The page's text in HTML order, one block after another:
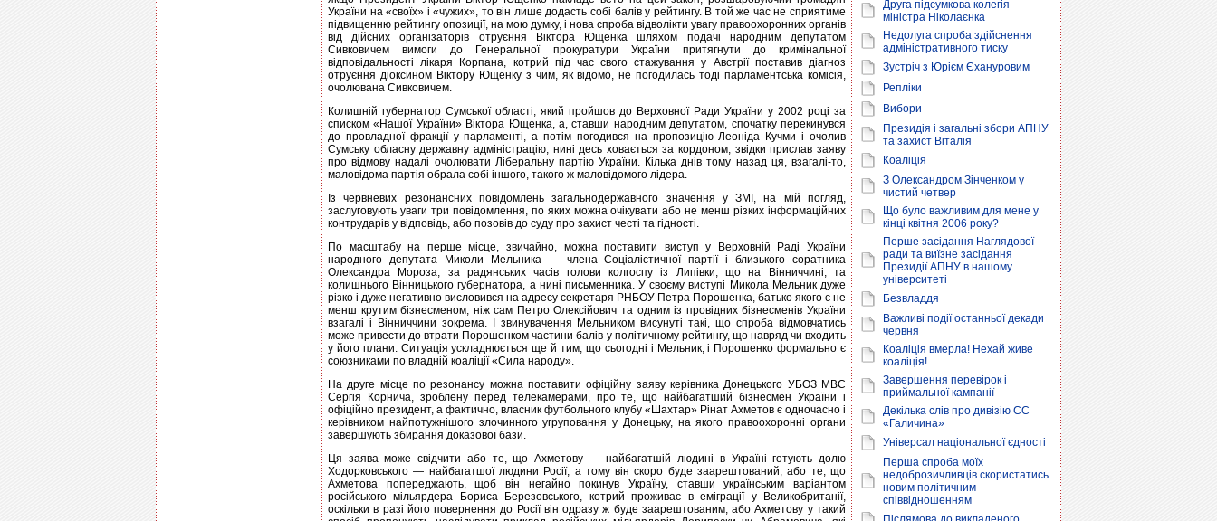
України на «своїх» і «чужих», то він лише додасть собі балів у рейтингу. В той же час не сприятиме
підвищенню рейтингу опозиції, на мою думку, і нова спроба відволікти увагу правоохоронних органів
від дійсних організаторів отруєння Віктора Ющенка шляхом подачі народним депутатом
Сивковичем вимоги до Генеральної прокуратури України притягнути до кримінальної
відповідальності лікаря Корпана, котрий під час свого стажування у Австрії поставив діагноз
отруєння діоксином Віктору Ющенку з чим, як відомо, не погодилась тоді парламентська комісія,
очолювана Сивковичем.
Колишній губернатор Сумської області, який пройшов до Верховної Ради України у 2002 році за
списком «Нашої України» Віктора Ющенка, а, ставши народним депутатом, спочатку перекинувся
до провладної фракції у парламенті, а потім погодився на пропозицію Леоніда Кучми і очолив
Сумську обласну державну адміністрацію, нині десь ховається за кордоном, звідки прислав заяву
про відмову надалі очолювати Ліберальну партію України. Кілька днів тому назад ця, взагалі-то,
маловiдома партія обрала собі іншого, такого ж маловідомого лідера.
Із червневих резонансних повідомлень загальнодержавного значення у ЗМІ, на мій погляд,
заслуговують уваги три повідомлення, по яких можна очікувати або не менш різких інформаційних
контрударів у відповідь, або позовів до суду про захист честі та гідності.
По масштабу на перше місце, звичайно, можна поставити виступ у Верховній Раді України
народного депутата Миколи Мельника — члена Соціалістичної партії і близького соратника
Олександра Мороза, за радянських часів голови колгоспу із Липівки, що на Вінниччині, та
колишнього Вінницького губернатора, а нині письменника. У своєму виступі Микола Мельник дуже
різко і дуже негативно висловився на адресу секретаря РНБОУ Петра Порошенка, батько якого є не
менш крутим бізнесменом, ніж сам Петро Олексійович та одним із провідних бізнесменів України
взагалі і Вінниччини зокрема. І звинувачення Мельником висунуті такі, що спроба відмовчатись
може привести до втрати Порошенком частини балів у політичному рейтингу, що навряд чи входить
у його плани. Ситуація ускладнюється ще й тим, що сьогодні і Мельник, і Порошенко формально є
союзниками по владній коаліції «Сила народу».
На друге місце по резонансу можна поставити офіційну заяву керівника Донецького УБОЗ МВС
Сергія Корнича, зроблену перед телекамерами, про те, що найбагатший бізнесмен України і
офіційно президент, а фактично, власник футбольного клубу «Шахтар» Рінат Ахметов є одночасно і
керівником найпотужнішого злочинного угруповання у Донецьку, на якого правоохоронні органи
завершують збирання доказової бази.
Ця заява може свідчити або те, що Ахметову — найбагатшій людині в Україні готують долю
Ходорковського — найбагатшої людини Росії, а тому він скоро буде заарештований; або те, що
Ахметова попереджають, щоб він негайно покинув Україну, ставши українським варіантом
російського мільярдера Бориса Березовського, котрий проживає в еміграції у Великобританії,
оскільки в разі його повернення до Росії він одразу ж буде заарештованим; або Ахметову у такий
Друга підсумкова колегія
міністра Ніколаєнка
Недолуга спроба здійснення
адміністративного тиску
Зустріч з Юрієм Єхануровим
Репліки
Вибори
Президія і загальні збори АПНУ
та захист Віталія
Коаліція
З Олександром Зінченком у
чистий четвер
Що було важливим для мене у
кінці квітня 2006 року?
Перше засідання Наглядової
ради та виїзне засідання
Президії АПНУ в нашому
університеті
Безвладдя
Важливі події останньої декади
червня
Коаліція вмерла! Нехай живе
коаліція!
Завершення перевірок і
приймальної кампанії
Декілька слів про дивізію СС
«Галичина»
Універсал національної єдності
Перша спроба моїх
недоброзичливців скористатись
новим політичним
співвідношенням